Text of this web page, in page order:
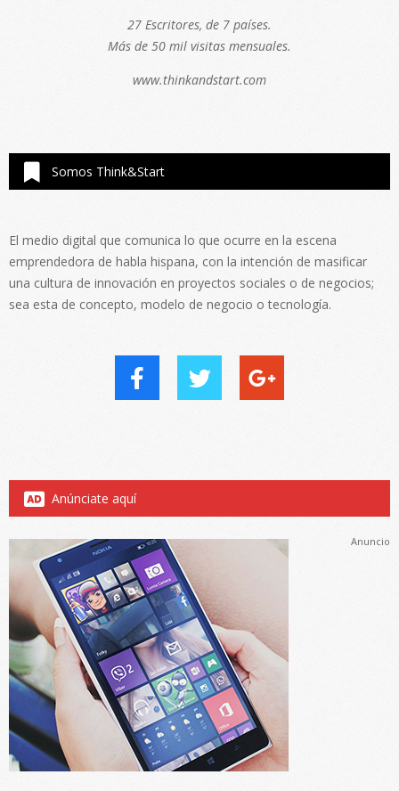
27 Escritores, de 7 países.
Más de 50 mil visitas mensuales.
www.thinkandstart.com
Somos Think&Start
El medio digital que comunica lo que ocurre en la escena
emprendedora de habla hispana, con la intención de masificar
una cultura de innovación en proyectos sociales o de negocios;
sea esta de concepto, modelo de negocio o tecnología.
Anúnciate aquí
Anuncio